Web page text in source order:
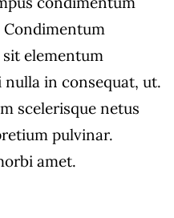
Condimentum
elementum
in consequat, ut.
scelerisque netus
pulvinar.
amet.